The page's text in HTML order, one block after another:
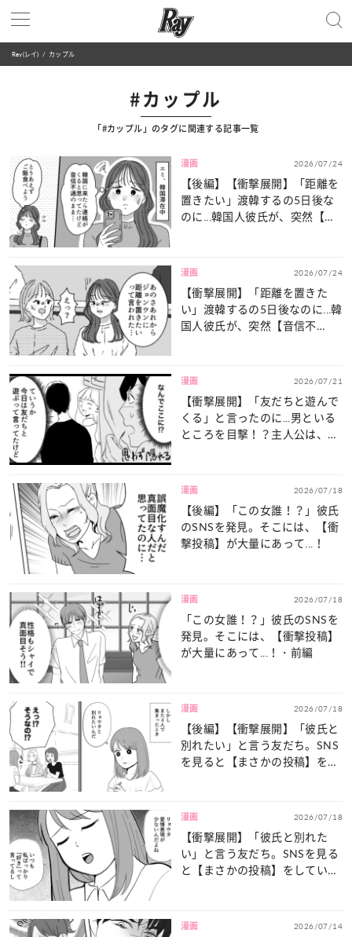
Ray(レイ) カップル
#カップル
「#カップル」のタグに関連する記事一覧
漫画 2026/07/24
【後編】【衝撃展開】「距離を
置きたい」渡韓するの5日後な
のに...韓国人彼氏が、突然【音
漫画 2026/07/24
【衝撃展開】「距離を置きた
い」渡韓するの5日後なのに...韓
国人彼氏が、突然【音信不
漫画 2026/07/21
【衝撃展開】「友だちと遊んで
くる」と言ったのに...男といる
ところを目撃！？主人公は、
漫画 2026/07/18
【後編】「この女誰！？」彼氏
のSNSを発見。そこには、【衝
撃投稿】が大量にあって...！
漫画 2026/07/18
「この女誰！？」彼氏のSNSを
発見。そこには、【衝撃投稿】
が大量にあって...！・前編
漫画 2026/07/18
【後編】【衝撃展開】「彼氏と
別れたい」と言う友だち。SNS
を見ると【まさかの投稿】をし
漫画 2026/07/18
【衝撃展開】「彼氏と別れた
い」と言う友だち。SNSを見る
と【まさかの投稿】をしてい
漫画 2026/07/14